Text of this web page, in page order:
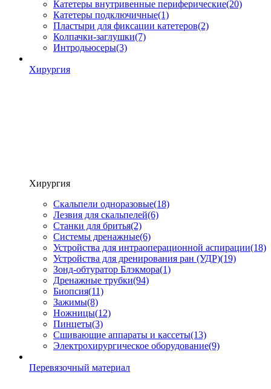
Катетеры внутривенные периферические(20)
Катетеры подключичные(1)
Пластыри для фиксации катетеров(2)
Колпачки-заглушки(7)
Интродьюсеры(3)
Хирургия
Хирургия
Скальпели одноразовые(18)
Лезвия для скальпелей(6)
Станки для бритья(2)
Системы дренажные(6)
Устройства для интраоперационной аспирации(18)
Устройства для дренирования ран (УДР)(19)
Зонд-обтуратор Блэкмора(1)
Дренажные трубки(94)
Биопсия(11)
Зажимы(8)
Ножницы(12)
Пинцеты(3)
Сшивающие аппараты и кассеты(13)
Электрохирургическое оборудование(9)
Перевязочный материал